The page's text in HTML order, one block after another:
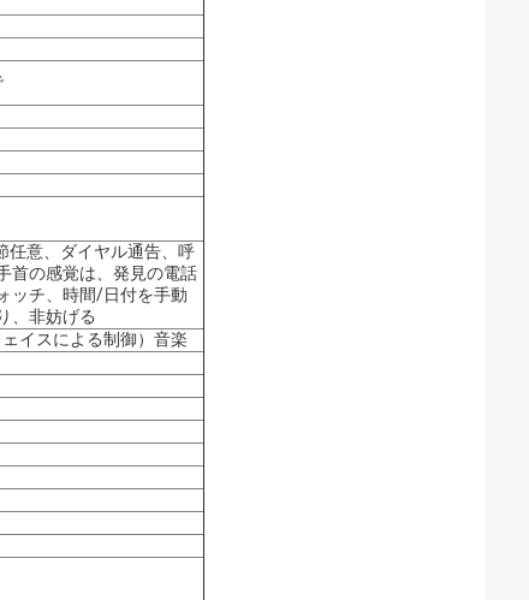
任意、ダイヤル通告、呼
首の感覚は、発見の電話
ッチ、時間/日付を手動
、非妨げる
イスによる制御）音楽